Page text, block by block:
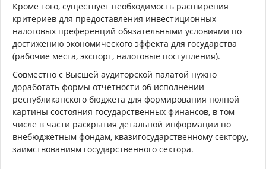
Кроме того, существует необходимость расширения
критериев для предоставления инвестиционных
налоговых преференций обязательными условиями по
достижению экономического эффекта для государства
(рабочие места, экспорт, налоговые поступления).
Совместно с Высшей аудиторской палатой нужно
доработать формы отчетности об исполнении
республиканского бюджета для формирования полной
картины состояния государственных финансов, в том
числе в части раскрытия детальной информации по
внебюджетным фондам, квазигосударственному сектору,
заимствованиям государственного сектора.